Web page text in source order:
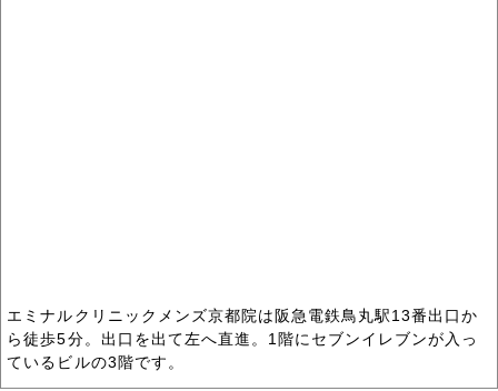
エミナルクリニックメンズ京都院は阪急電鉄鳥丸駅13番出口か
ら徒歩5分。出口を出て左へ直進。1階にセブンイレブンが入っ
ているビルの3階です。